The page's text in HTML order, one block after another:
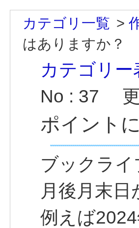
カテゴリ一覧 >
はありますか？
カテゴリー
No : 37
ポイント
ブックラ
月後月末
例えば